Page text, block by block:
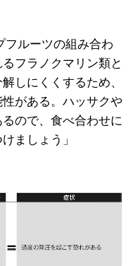
フルーツの組み合わ
フラノクマリン類と
しにくくするため、
がある。ハッサクや
ので、食べ合わせに
ましょう」